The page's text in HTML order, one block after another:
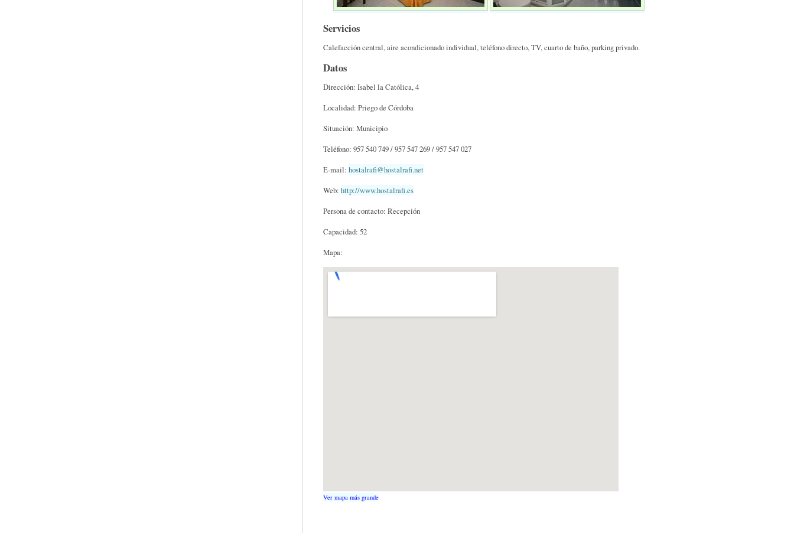
Servicios
Calefacción central, aire acondicionado individual, teléfono directo, TV, cuarto de baño, parking privado.
Datos
Dirección: Isabel la Católica, 4
Localidad: Priego de Córdoba
Situación: Municipio
Teléfono: 957 540 749 / 957 547 269 / 957 547 027
E-mail: hostalrafi@hostalrafi.net
Web: http://www.hostalrafi.es
Persona de contacto: Recepción
Capacidad: 52
Mapa:
Ver mapa más grande